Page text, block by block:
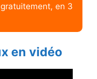
en 3
en vidéo